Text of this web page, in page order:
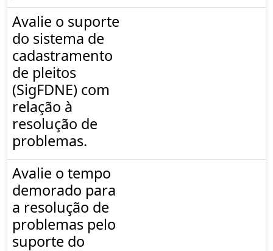
Avalie o suporte
do sistema de
cadastramento
de pleitos
(SigFDNE) com
relação à
resolução de
problemas.
Avalie o tempo
demorado para
a resolução de
problemas pelo
suporte do